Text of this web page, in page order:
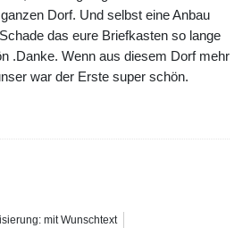
Dorf. Und selbst eine Anbau
das eure Briefkasten so lange
.Danke. Wenn aus diesem Dorf mehr
war der Erste super schön.
mit Wunschtext